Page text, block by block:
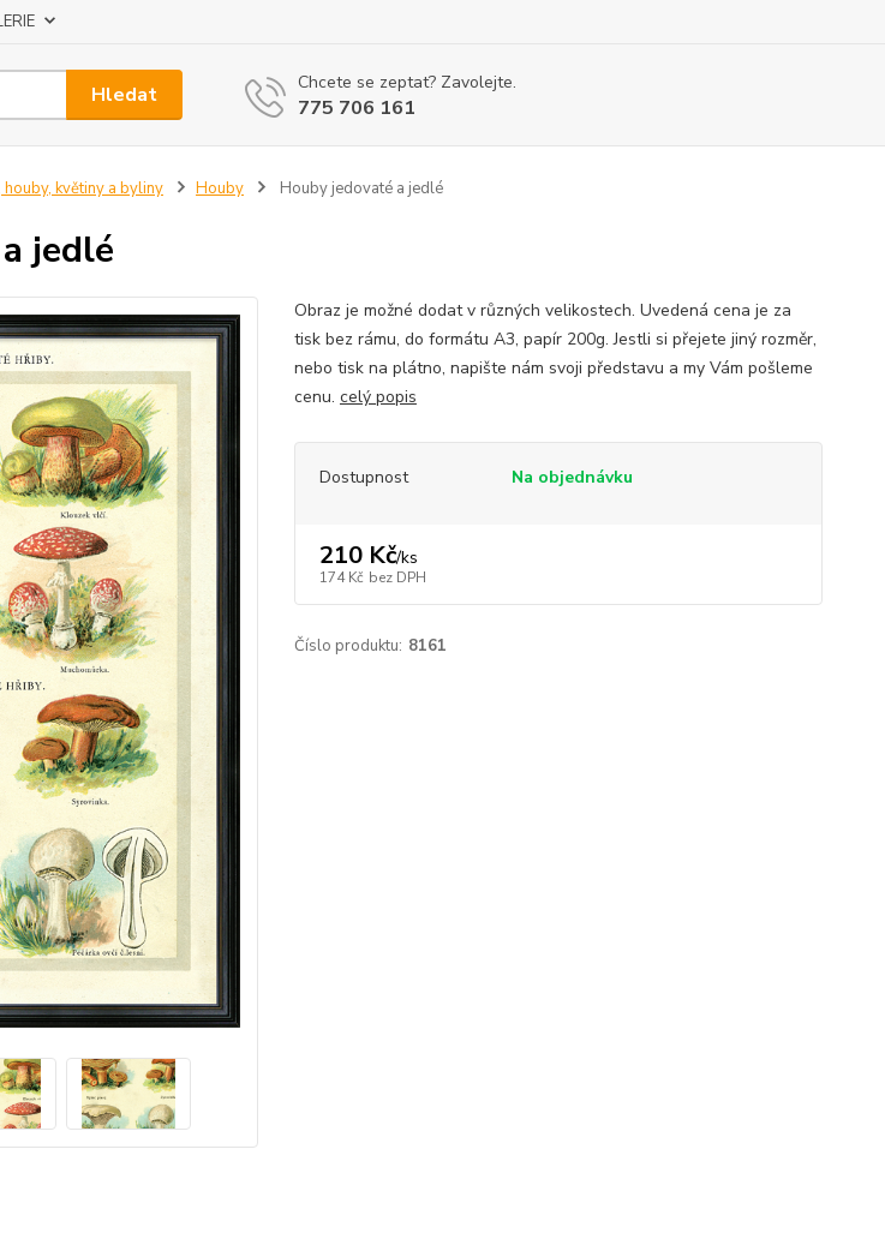
Hledat Chcete se zeptat? Zavolejte.
775 706 161
houby, květiny a byliny Houby Houby jedovaté a jedlé
jedlé
Obraz je možné dodat v různých velikostech. Uvedená cena je za
tisk bez rámu, do formátu A3, papír 200g. Jestli si přejete jiný rozměr,
nebo tisk na plátno, napište nám svoji představu a my Vám pošleme
cenu. celý popis
Dostupnost Na objednávku
210 Kč/ks
174 Kč bez DPH
Číslo produktu: 8161